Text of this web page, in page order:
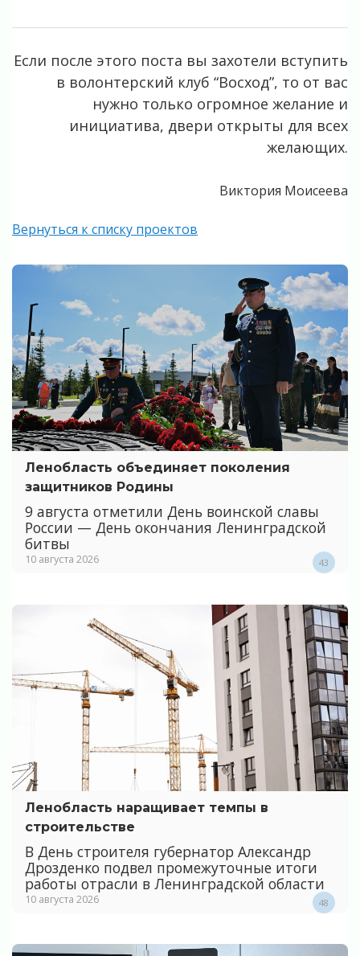
Если после этого поста вы захотели вступить
в волонтерский клуб “Восход”, то от вас
нужно только огромное желание и
инициатива, двери открыты для всех
желающих.
Виктория Моисеева
Вернуться к списку проектов
Ленобласть объединяет поколения
защитников Родины
9 августа отметили День воинской славы
России — День окончания Ленинградской
битвы
10 августа 2026 43
Ленобласть наращивает темпы в
строительстве
В День строителя губернатор Александр
Дрозденко подвел промежуточные итоги
работы отрасли в Ленинградской области
10 августа 2026 48